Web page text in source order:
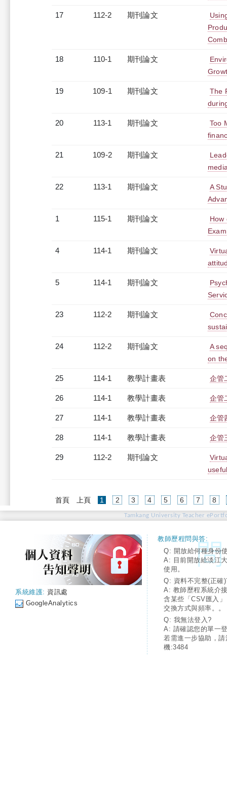
17 112-2 期刊論文
18 110-1 期刊論文
19 109-1 期刊論文
The
20 113-1 期刊論文
Too
21 109-2 期刊論文
22 113-1 期刊論文
A
1 115-1 期刊論文
How
4 114-1 期刊論文
5 114-1 期刊論文
23 112-2 期刊論文
24 112-2 期刊論文
A
on
25 114-1 教學計畫表 企管
26 114-1 教學計畫表 企管
27 114-1 教學計畫表 企管
28 114-1 教學計畫表 企管
29 112-2 期刊論文
首頁 上頁 1 (current)
2 3 4 5 6 7 8
Tamkang University Teacher
系統維護: 資訊處
GoogleAnalytics
教師歷程問與答:
Q: 開放給何種身份
A: 目前開放給淡江
使用。
Q: 資料不完整(正確
A: 教師歷程系統介
含某些「CSV匯入
交換方式與頻率。。
Q: 我無法登入?
A: 請確認您的單一
若需進一步協助，
機:3484